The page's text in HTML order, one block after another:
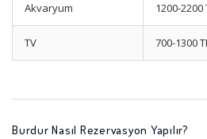
Akvaryum 1200-2200
TV 700-1300
Burdur Nasıl Rezervasyon Yapılır?